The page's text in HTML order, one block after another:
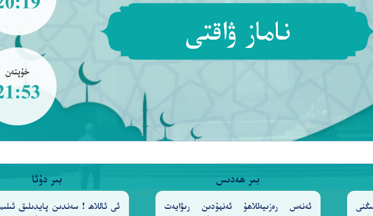
ناماز ۋاقتى
خۇپتەن
بىر ھەدىس
ئەنەس رەزىيەللاھۇ ئەنھۇدىن رىۋايەت
بىر دۇئا
ئى ئاللاھ ! سەندىن پايدىلىق